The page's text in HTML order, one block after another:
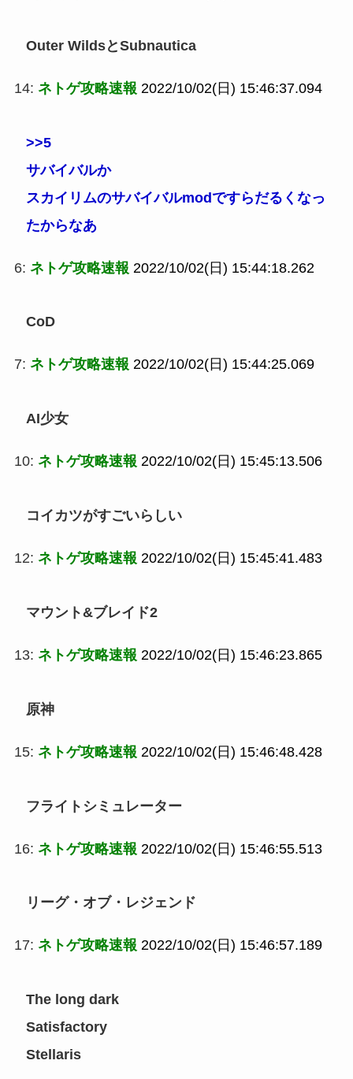
Outer WildsとSubnautica
14: ネトゲ攻略速報 2022/10/02(日) 15:46:37.094
>>5
サバイバルか
スカイリムのサバイバルmodですらだるくなっ
たからなあ
6: ネトゲ攻略速報 2022/10/02(日) 15:44:18.262
CoD
7: ネトゲ攻略速報 2022/10/02(日) 15:44:25.069
AI少女
10: ネトゲ攻略速報 2022/10/02(日) 15:45:13.506
コイカツがすごいらしい
12: ネトゲ攻略速報 2022/10/02(日) 15:45:41.483
マウント&ブレイド2
13: ネトゲ攻略速報 2022/10/02(日) 15:46:23.865
原神
15: ネトゲ攻略速報 2022/10/02(日) 15:46:48.428
フライトシミュレーター
16: ネトゲ攻略速報 2022/10/02(日) 15:46:55.513
リーグ・オブ・レジェンド
17: ネトゲ攻略速報 2022/10/02(日) 15:46:57.189
The long dark
Satisfactory
Stellaris